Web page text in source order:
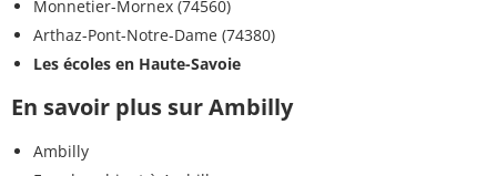
Monnetier-Mornex (74560)
Arthaz-Pont-Notre-Dame (74380)
Les écoles en Haute-Savoie
En savoir plus sur Ambilly
Ambilly